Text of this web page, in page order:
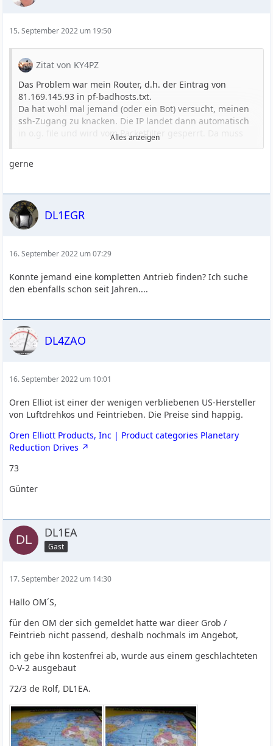
15. September 2022 um 19:50
Zitat von KY4PZ
Das Problem war mein Router, d.h. der Eintrag von
81.169.145.93 in pf-badhosts.txt.
Da hat wohl mal jemand (oder ein Bot) versucht, meinen
ssh-Zugang zu knacken. Die IP landet dann automatisch
in o.g. file und wird vom Packetfilter gesperrt. Da muss
ich dann in solchen Fällen mal nachschauen. Mal sehen,
Reduziergetriebe 9:1
das ist ja sogar aus laufender Produktion. Fehlt nur noch
die passende Rundskala und der 1:1 Knopf. Ich bin aber
auch nie zufrieden
winklerantennenbau.de!
Alles anzeigen
gerne
DL1EGR
16. September 2022 um 07:29
Konnte jemand eine kompletten Antrieb finden? Ich suche
den ebenfalls schon seit Jahren....
DL4ZAO
16. September 2022 um 10:01
Oren Elliot ist einer der wenigen verbliebenen US-Hersteller
von Luftdrehkos und Feintrieben. Die Preise sind happig.
Oren Elliott Products, Inc | Product categories Planetary
Reduction Drives
73
Günter
DL1EA
Gast
17. September 2022 um 14:30
Hallo OM´S,
für den OM der sich gemeldet hatte war dieer Grob /
Feintrieb nicht passend, deshalb nochmals im Angebot,
ich gebe ihn kostenfrei ab, wurde aus einem geschlachteten
0-V-2 ausgebaut
72/3 de Rolf, DL1EA.